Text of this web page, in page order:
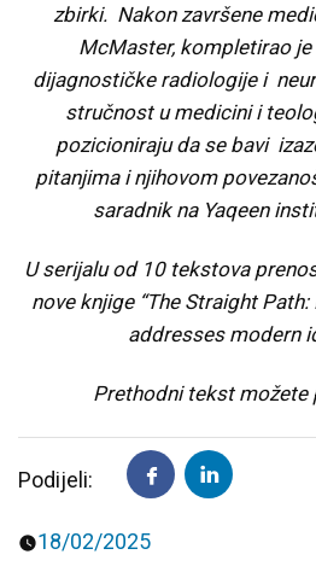
zbirki. Nakon završene
McMaster, kompletirao
dijagnostičke radiologije i
stručnost u medicini i
pozicioniraju da se bavi
pitanjima i njihovom
saradnik na Yaqeen
U serijalu od 10 tekstova
nove knjige “The Straight
addresses modern
Prethodni tekst
Podijeli:
18/02/2025
Predavanja i tribine
Inspirativne priče i intervjui